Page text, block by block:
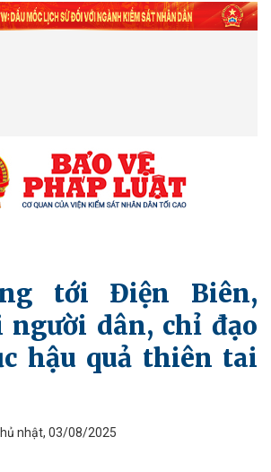
tới Điện Biên,
dân, chỉ đạo
hậu quả thiên tai
nhật, 03/08/2025